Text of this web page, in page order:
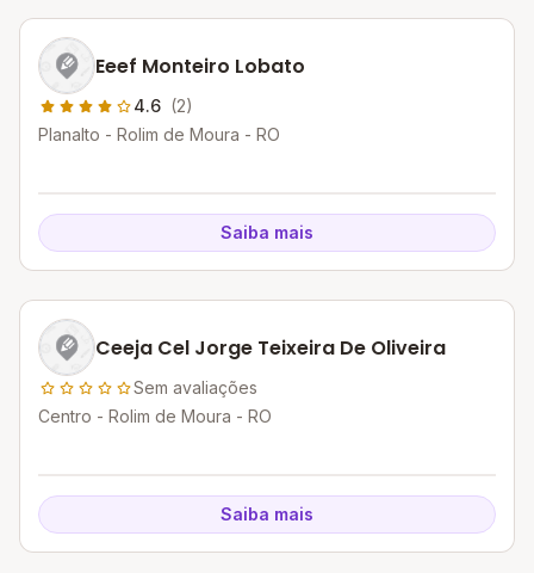
Eeef Monteiro Lobato
4.6 (2)
Planalto - Rolim de Moura - RO
Saiba mais
Ceeja Cel Jorge Teixeira De Oliveira
Sem avaliações
Centro - Rolim de Moura - RO
Saiba mais